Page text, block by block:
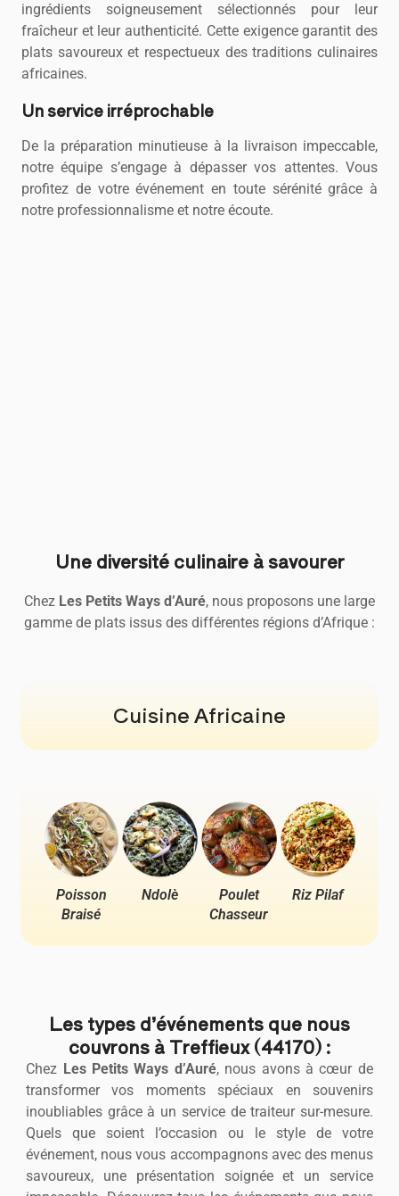
ingrédients soigneusement sélectionnés pour leur
fraîcheur et leur authenticité. Cette exigence garantit des
plats savoureux et respectueux des traditions culinaires
africaines.
Un service irréprochable
De la préparation minutieuse à la livraison impeccable,
notre équipe s’engage à dépasser vos attentes. Vous
profitez de votre événement en toute sérénité grâce à
notre professionnalisme et notre écoute.
Une diversité culinaire à savourer
Chez Les Petits Ways d’Auré, nous proposons une large
gamme de plats issus des différentes régions d’Afrique :
Cuisine Africaine
Poisson
Braisé
Ndolè
Poulet
Chasseur
Riz Pilaf
Les types d’événements que nous
couvrons à Treffieux (44170) :
Chez Les Petits Ways d’Auré, nous avons à cœur de
transformer vos moments spéciaux en souvenirs
inoubliables grâce à un service de traiteur sur-mesure.
Quels que soient l’occasion ou le style de votre
événement, nous vous accompagnons avec des menus
savoureux, une présentation soignée et un service